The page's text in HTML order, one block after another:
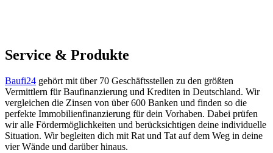
Service & Produkte
Baufi24 gehört mit über 70 Geschäftsstellen zu den größten
Vermittlern für Baufinanzierung und Krediten in Deutschland. Wir
vergleichen die Zinsen von über 600 Banken und finden so die
perfekte Immobilienfinanzierung für dein Vorhaben. Dabei prüfen
wir alle Fördermöglichkeiten und berücksichtigen deine individuelle
Situation. Wir begleiten dich mit Rat und Tat auf dem Weg in deine
vier Wände und darüber hinaus.